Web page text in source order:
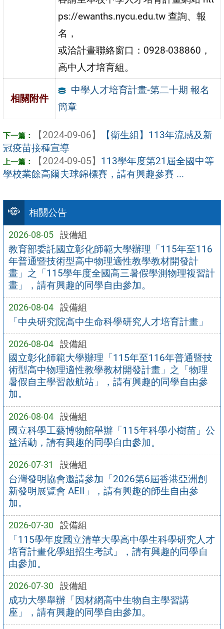
相關公告
2026-08-05 設備組
教育部委託國立彰化師範大學辦理「115年至116
年普通暨技術型高中物理適性教學教材開發計
畫」之「115學年度全國高三暑假學測物理複習計
畫」，請有興趣的同學自由參加。
2026-08-04 設備組
「中央研究院高中生命科學研究人才培育計畫」
2026-08-04 設備組
國立彰化師範大學辦理「115年至116年普通暨技
術型高中物理適性教學教材開發計畫」之「物理
暑假自主學習啟航站」，請有興趣的同學自由參
加。
2026-08-04 設備組
國立科學工藝博物館舉辦「115年科學小樹苗」公
益活動，請有興趣的同學自由參加。
2026-07-31 設備組
台灣發明協會邀請參加「2026第6屆香港亞洲創
新發明展覽會 AEII」，請有興趣的師生自由參
加。
2026-07-30 設備組
「115學年度國立清華大學高中學生科學研究人才
培育計畫化學組招生考試」，請有興趣的同學自
由參加。
2026-07-30 設備組
成功大學舉辦「因材網高中生物自主學習講
座」，請有興趣的同學自由參加。
ps://ewanths.nycu.edu.tw 查詢、報
名，
或洽計畫聯絡窗口：0928-038860，
高中人才培育組。
相關附件
中學人才培育計畫-第二十期 報名
簡章
【2024-09-06】
【衛生組】113年流感及新
冠疫苗接種宣導
【2024-09-05】 113學年度第21屆全國中等
學校業餘高爾夫球錦標賽，請有興趣參賽 ...